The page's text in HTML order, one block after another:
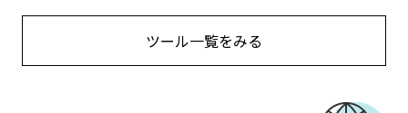
ツール一覧をみる